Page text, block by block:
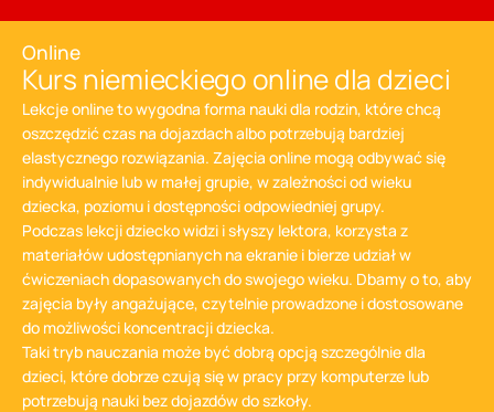
Online
Kurs niemieckiego online dla dzieci
Lekcje online to wygodna forma nauki dla rodzin, które chcą
oszczędzić czas na dojazdach albo potrzebują bardziej
elastycznego rozwiązania. Zajęcia online mogą odbywać się
indywidualnie lub w małej grupie, w zależności od wieku
dziecka, poziomu i dostępności odpowiedniej grupy.
Podczas lekcji dziecko widzi i słyszy lektora, korzysta z
materiałów udostępnianych na ekranie i bierze udział w
ćwiczeniach dopasowanych do swojego wieku. Dbamy o to, aby
zajęcia były angażujące, czytelnie prowadzone i dostosowane
do możliwości koncentracji dziecka.
Taki tryb nauczania może być dobrą opcją szczególnie dla
dzieci, które dobrze czują się w pracy przy komputerze lub
potrzebują nauki bez dojazdów do szkoły.